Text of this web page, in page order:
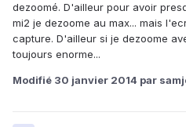
dezoomé. D'ailleur pour avoir
mi2 je dezoome au max... mais
capture. D'ailleur si je dezoome
toujours enorme...
Modifié 30 janvier 2014 par